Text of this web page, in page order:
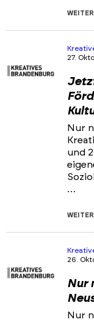
WEITER
27.
Nur
und
…
WEITER
26.
Nur
Nur